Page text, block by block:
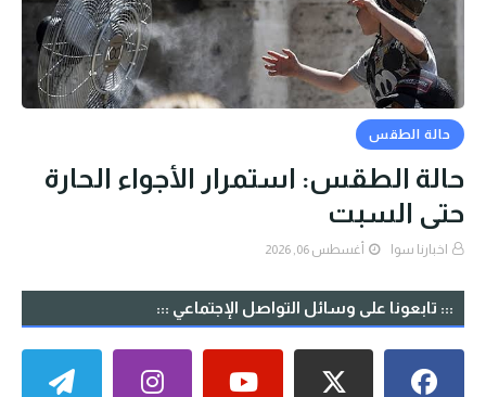
حالة الطقس
حالة الطقس: استمرار الأجواء الحارة
حتى السبت
اخبارنا سوا أغسطس 06, 2026
::: تابعونا على وسائل التواصل الإجتماعي :::